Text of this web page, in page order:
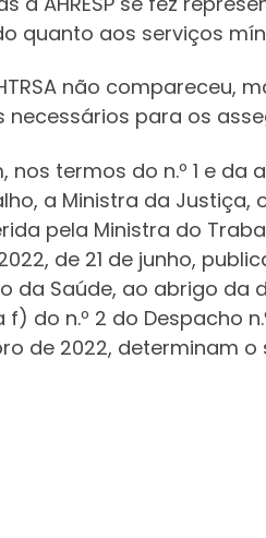
quanto aos serviços
não compareceu,
necessários para os
nos termos do n.º 1 e
a Ministra da
pela Ministra do
de 21 de junho,
da Saúde, ao abrigo da
f) do n.º 2 do Despacho
de 2022, determinam o